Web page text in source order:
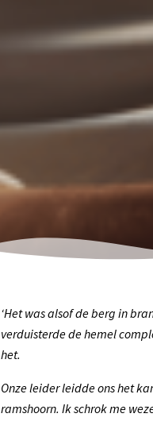
‘Het was alsof de berg in
verduisterde de hemel
het.
Onze leider leidde ons het
ramshoorn. Ik schrok me